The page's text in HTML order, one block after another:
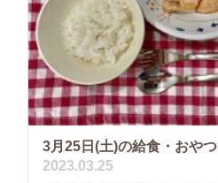
3月25日(土)の給食・おやつ
2023.03.25